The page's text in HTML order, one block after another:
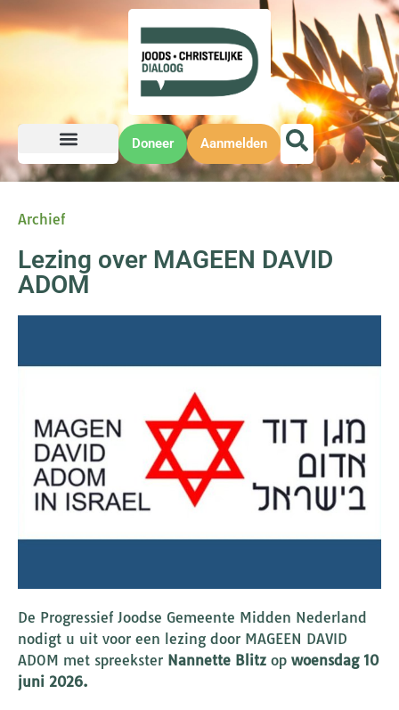
Doneer Aanmelden
Archief
Lezing over MAGEEN DAVID
ADOM
De Progressief Joodse Gemeente Midden Nederland
nodigt u uit voor een lezing door MAGEEN DAVID
ADOM met spreekster Nannette Blitz op woensdag 10
juni 2026.